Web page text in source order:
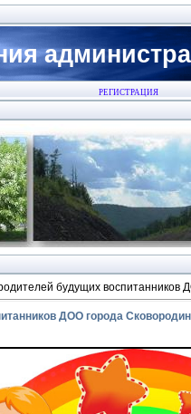
РЕГИСТРАЦИЯ
будущих воспитанников
ДОО города